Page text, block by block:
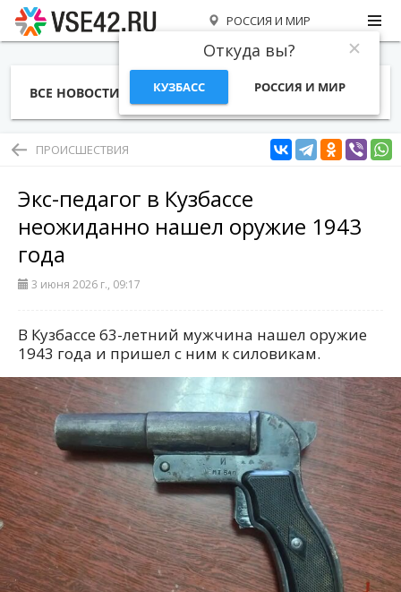
РОССИЯ И МИР
Откуда вы?
КУЗБАСС РОССИЯ И МИР
ВСЕ НОВОСТИ СТАТЬИ ТЕМЫ ФОТО
ПРОИСШЕСТВИЯ
Экс-педагог в Кузбассе
неожиданно нашел оружие 1943
года
3 июня 2026 г., 09:17
В Кузбассе 63-летний мужчина нашел оружие
1943 года и пришел с ним к силовикам.